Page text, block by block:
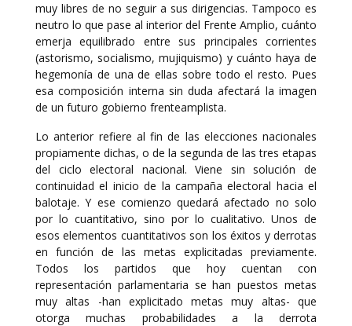
muy libres de no seguir a sus dirigencias. Tampoco es
neutro lo que pase al interior del Frente Amplio, cuánto
emerja equilibrado entre sus principales corrientes
(astorismo, socialismo, mujiquismo) y cuánto haya de
hegemonía de una de ellas sobre todo el resto. Pues
esa composición interna sin duda afectará la imagen
de un futuro gobierno frenteamplista.
Lo anterior refiere al fin de las elecciones nacionales
propiamente dichas, o de la segunda de las tres etapas
del ciclo electoral nacional. Viene sin solución de
continuidad el inicio de la campaña electoral hacia el
balotaje. Y ese comienzo quedará afectado no solo
por lo cuantitativo, sino por lo cualitativo. Unos de
esos elementos cuantitativos son los éxitos y derrotas
en función de las metas explicitadas previamente.
Todos los partidos que hoy cuentan con
representación parlamentaria se han puestos metas
muy altas -han explicitado metas muy altas- que
otorga muchas probabilidades a la derrota